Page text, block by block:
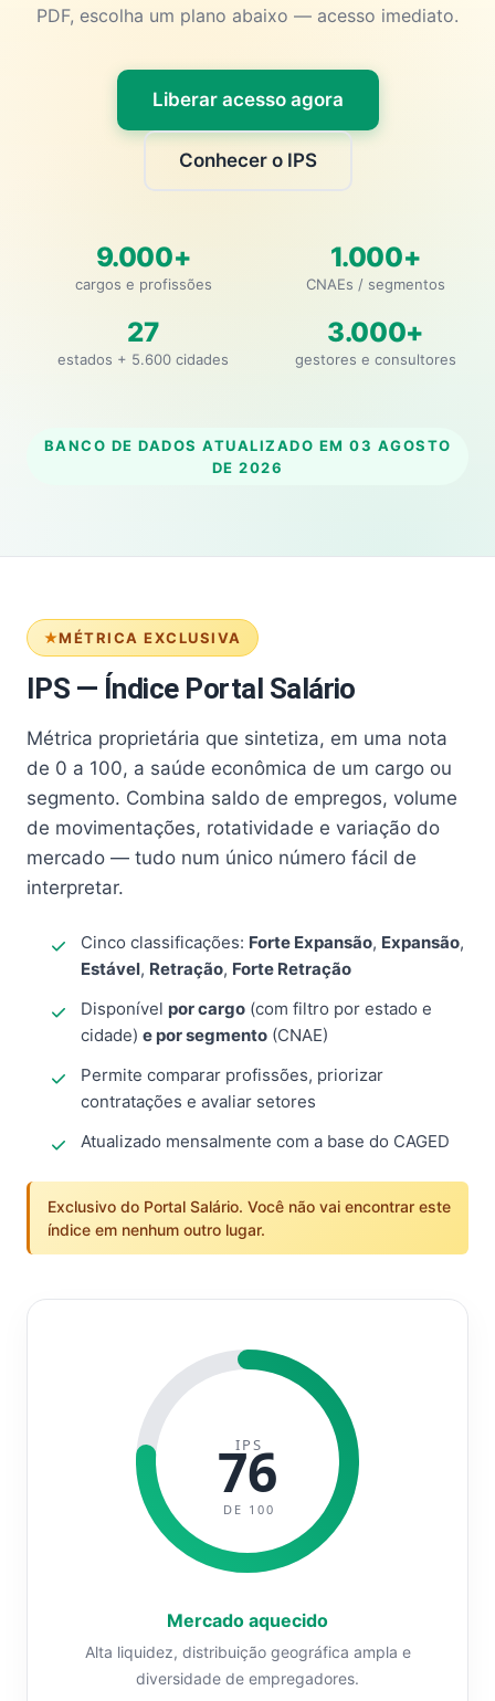
PDF, escolha um plano abaixo — acesso imediato.
Liberar acesso agora
Conhecer o IPS
9.000+
cargos e profissões
1.000+
CNAEs / segmentos
27
estados + 5.600 cidades
3.000+
gestores e consultores
BANCO DE DADOS ATUALIZADO EM 03 AGOSTO
DE 2026
MÉTRICA EXCLUSIVA
IPS — Índice Portal Salário
Métrica proprietária que sintetiza, em uma nota
de 0 a 100, a saúde econômica de um cargo ou
segmento. Combina saldo de empregos, volume
de movimentações, rotatividade e variação do
mercado — tudo num único número fácil de
interpretar.
Cinco classificações: Forte Expansão, Expansão,
Estável, Retração, Forte Retração
Disponível por cargo (com filtro por estado e
cidade) e por segmento (CNAE)
Permite comparar profissões, priorizar
contratações e avaliar setores
Atualizado mensalmente com a base do CAGED
Exclusivo do Portal Salário. Você não vai encontrar este
índice em nenhum outro lugar.
IPS
76
DE 100
Mercado aquecido
Alta liquidez, distribuição geográfica ampla e
diversidade de empregadores.